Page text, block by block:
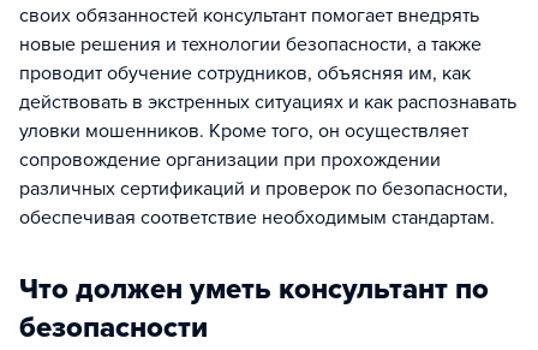
своих обязанностей консультант помогает внедрять
новые решения и технологии безопасности, а также
проводит обучение сотрудников, объясняя им, как
действовать в экстренных ситуациях и как распознавать
уловки мошенников. Кроме того, он осуществляет
сопровождение организации при прохождении
различных сертификаций и проверок по безопасности,
обеспечивая соответствие необходимым стандартам.
Что должен уметь консультант по
безопасности